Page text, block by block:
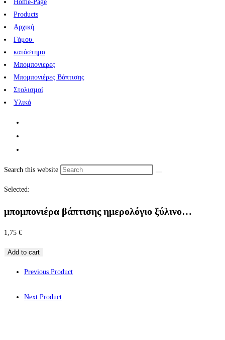
Home-Page
Products
Αρχική
Γάμου
κατάστημα
Μπομπονιερες
Μπομπονιέρες Βάπτισης
Στολισμοί
Υλικά
Search this website
Selected:
μπομπονιέρα βάπτισης ημερολόγιο ξύλινο…
1,75 €
Add to cart
Previous Product
Next Product